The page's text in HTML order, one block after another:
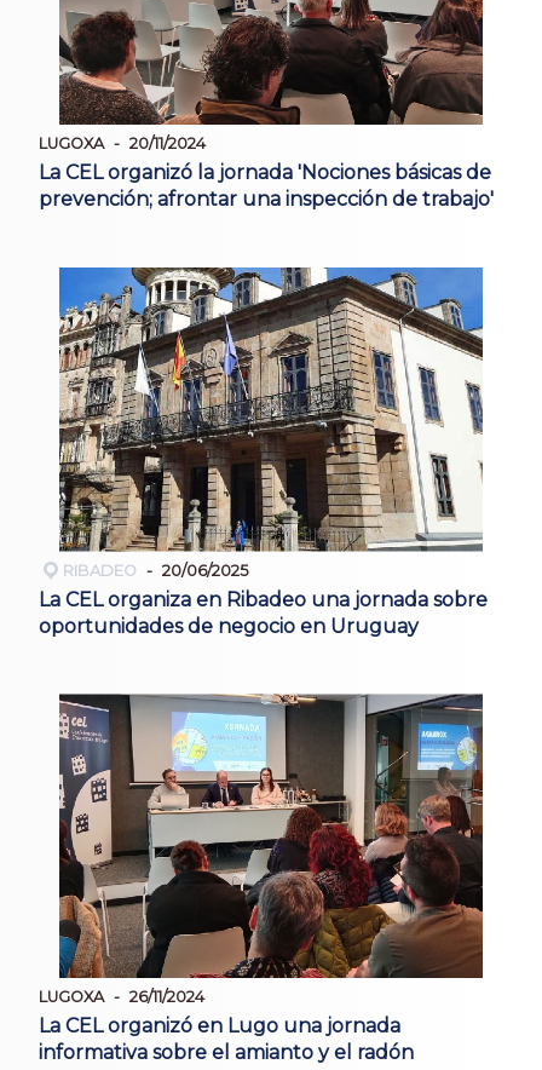
LUGOXA 20/11/2024
La CEL organizó la jornada 'Nociones básicas de
prevención; afrontar una inspección de trabajo'
RIBADEO 20/06/2025
La CEL organiza en Ribadeo una jornada sobre
oportunidades de negocio en Uruguay
LUGOXA 26/11/2024
La CEL organizó en Lugo una jornada
informativa sobre el amianto y el radón